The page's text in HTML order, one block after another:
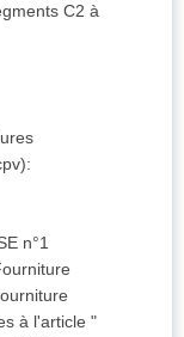
C2 à
):
n°1
à l'article "